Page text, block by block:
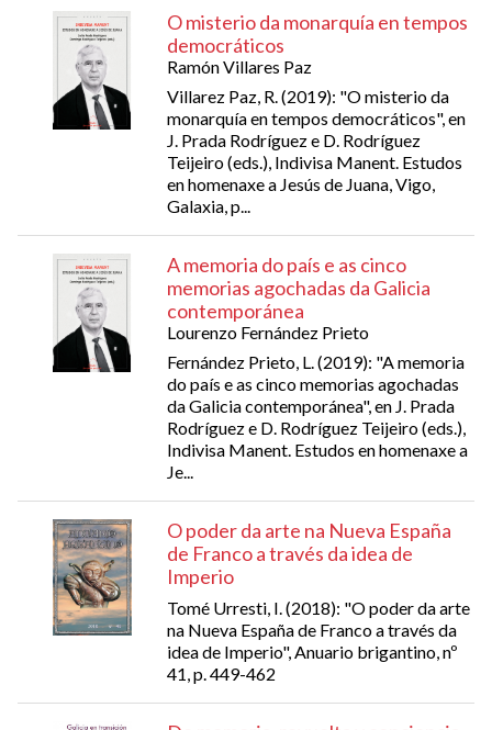
O misterio da monarquía en tempos
democráticos
Ramón Villares Paz
Villarez Paz, R. (2019): "O misterio da
monarquía en tempos democráticos", en
J. Prada Rodríguez e D. Rodríguez
Teijeiro (eds.), Indivisa Manent. Estudos
en homenaxe a Jesús de Juana, Vigo,
Galaxia, p...
A memoria do país e as cinco
memorias agochadas da Galicia
contemporánea
Lourenzo Fernández Prieto
Fernández Prieto, L. (2019): "A memoria
do país e as cinco memorias agochadas
da Galicia contemporánea", en J. Prada
Rodríguez e D. Rodríguez Teijeiro (eds.),
Indivisa Manent. Estudos en homenaxe a
Je...
O poder da arte na Nueva España
de Franco a través da idea de
Imperio
Tomé Urresti, I. (2018): "O poder da arte
na Nueva España de Franco a través da
idea de Imperio", Anuario brigantino, nº
41, p. 449-462